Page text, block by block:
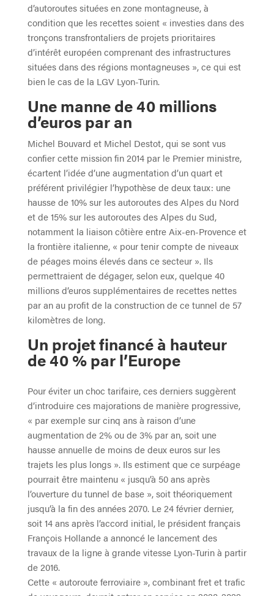
d’autoroutes situées en zone montagneuse, à
condition que les recettes soient « investies dans des
tronçons transfrontaliers de projets prioritaires
d’intérêt européen comprenant des infrastructures
situées dans des régions montagneuses », ce qui est
bien le cas de la LGV Lyon-Turin.
Une manne de 40 millions
d’euros par an
Michel Bouvard et Michel Destot, qui se sont vus
confier cette mission fin 2014 par le Premier ministre,
écartent l’idée d’une augmentation d’un quart et
préférent privilégier l’hypothèse de deux taux: une
hausse de 10% sur les autoroutes des Alpes du Nord
et de 15% sur les autoroutes des Alpes du Sud,
notamment la liaison côtière entre Aix-en-Provence et
la frontière italienne, « pour tenir compte de niveaux
de péages moins élevés dans ce secteur ». Ils
permettraient de dégager, selon eux, quelque 40
millions d’euros supplémentaires de recettes nettes
par an au profit de la construction de ce tunnel de 57
kilomètres de long.
Un projet financé à hauteur
de 40 % par l’Europe
Pour éviter un choc tarifaire, ces derniers suggèrent
d’introduire ces majorations de manière progressive,
« par exemple sur cinq ans à raison d’une
augmentation de 2% ou de 3% par an, soit une
hausse annuelle de moins de deux euros sur les
trajets les plus longs ». Ils estiment que ce surpéage
pourrait être maintenu « jusqu’à 50 ans après
l’ouverture du tunnel de base », soit théoriquement
jusqu’à la fin des années 2070. Le 24 février dernier,
soit 14 ans après l’accord initial, le président français
François Hollande a annoncé le lancement des
travaux de la ligne à grande vitesse Lyon-Turin à partir
de 2016.
Cette « autoroute ferroviaire », combinant fret et trafic